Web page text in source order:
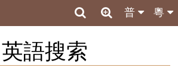
粵
普
英語搜索